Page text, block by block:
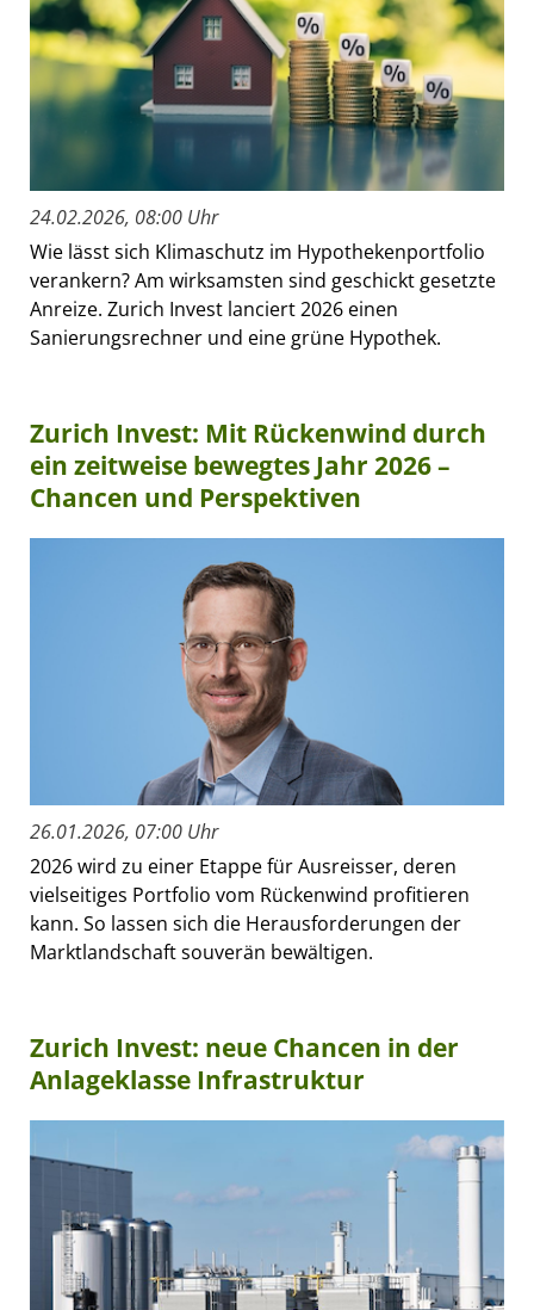
24.02.2026, 08:00 Uhr
Wie lässt sich Klimaschutz im Hypothekenportfolio
verankern? Am wirksamsten sind geschickt gesetzte
Anreize. Zurich Invest lanciert 2026 einen
Sanierungsrechner und eine grüne Hypothek.
Zurich Invest: Mit Rückenwind durch
ein zeitweise bewegtes Jahr 2026 –
Chancen und Perspektiven
26.01.2026, 07:00 Uhr
2026 wird zu einer Etappe für Ausreisser, deren
vielseitiges Portfolio vom Rückenwind profitieren
kann. So lassen sich die Herausforderungen der
Marktlandschaft souverän bewältigen.
Zurich Invest: neue Chancen in der
Anlageklasse Infrastruktur